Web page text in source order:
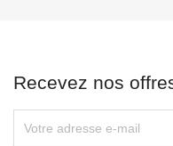
Recevez nos